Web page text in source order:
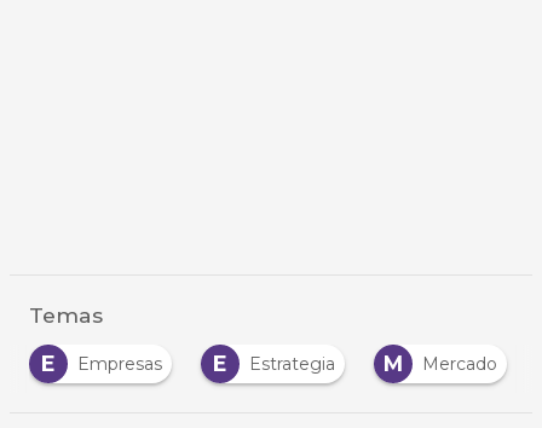
Temas
E
Estrategia M Mercado N Negocio